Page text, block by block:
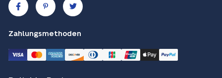
Zahlungsmethoden